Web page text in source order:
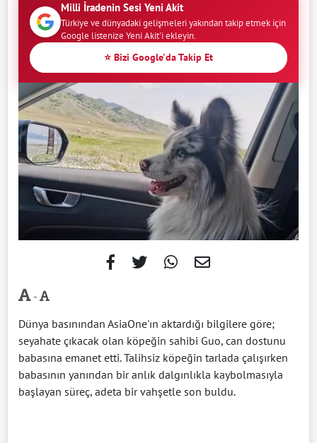
Milli İradenin Sesi Yeni Akit
Türkiye ve dünyadaki gelişmeleri yakından takip etmek için
Google listenize Yeni Akit'i ekleyin.
⭐ Bizi Google'da Takip Et
-
Dünya basınından AsiaOne'ın aktardığı bilgilere göre;
seyahate çıkacak olan köpeğin sahibi Guo, can dostunu
babasına emanet etti. Talihsiz köpeğin tarlada çalışırken
babasının yanından bir anlık dalgınlıkla kaybolmasıyla
başlayan süreç, adeta bir vahşetle son buldu.